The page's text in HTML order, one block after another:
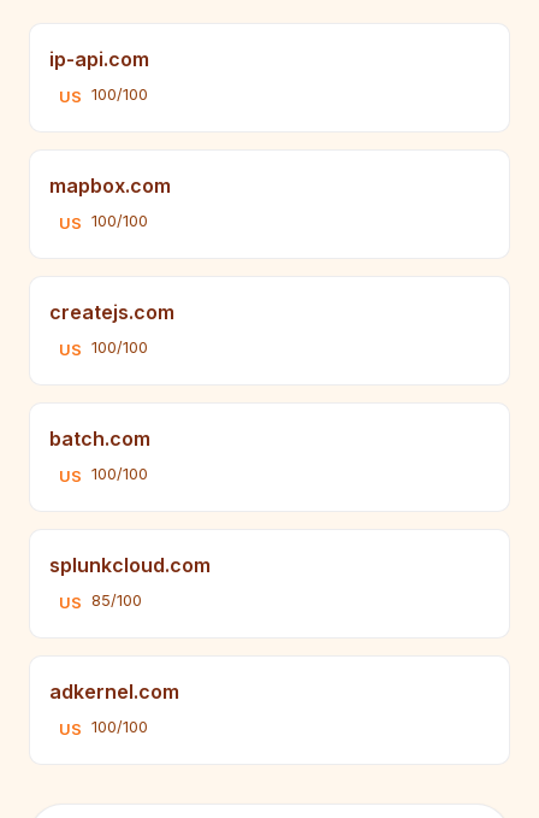
ip-api.com
US 100/100
mapbox.com
US 100/100
createjs.com
US 100/100
batch.com
US 100/100
splunkcloud.com
US 85/100
adkernel.com
US 100/100